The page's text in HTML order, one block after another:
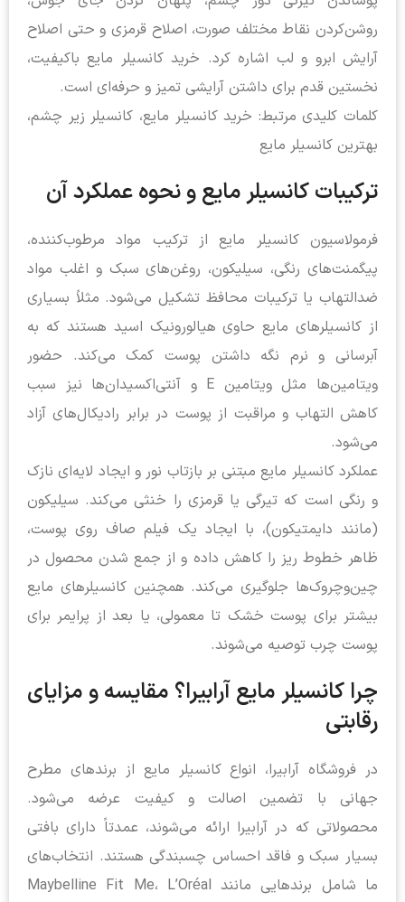
روشن‌کردن نقاط مختلف صورت، اصلاح قرمزی و حتی اصلاح
آرایش ابرو و لب اشاره کرد. خرید کانسیلر مایع باکیفیت،
نخستین قدم برای داشتن آرایشی تمیز و حرفه‌ای است.
کلمات کلیدی مرتبط: خرید کانسیلر مایع، کانسیلر زیر چشم،
بهترین کانسیلر مایع
ترکیبات کانسیلر مایع و نحوه عملکرد آن
فرمولاسیون کانسیلر مایع از ترکیب مواد مرطوب‌کننده،
پیگمنت‌های رنگی، سیلیکون، روغن‌های سبک و اغلب مواد
ضدالتهاب یا ترکیبات محافظ تشکیل می‌شود. مثلاً بسیاری
از کانسیلرهای مایع حاوی هیالورونیک اسید هستند که به
آبرسانی و نرم نگه داشتن پوست کمک می‌کند. حضور
ویتامین‌ها مثل ویتامین E و آنتی‌اکسیدان‌ها نیز سبب
کاهش التهاب و مراقبت از پوست در برابر رادیکال‌های آزاد
می‌شود.
عملکرد کانسیلر مایع مبتنی بر بازتاب نور و ایجاد لایه‌ای نازک
و رنگی است که تیرگی یا قرمزی را خنثی می‌کند. سیلیکون
(مانند دایمتیکون)، با ایجاد یک فیلم صاف روی پوست،
ظاهر خطوط ریز را کاهش داده و از جمع شدن محصول در
چین‌وچروک‌ها جلوگیری می‌کند. همچنین کانسیلرهای مایع
بیشتر برای پوست‌ خشک تا معمولی، یا بعد از پرایمر برای
پوست چرب توصیه می‌شوند.
چرا کانسیلر مایع آرابیرا؟ مقایسه و مزایای
رقابتی
در فروشگاه آرابیرا، انواع کانسیلر مایع از برندهای مطرح
جهانی با تضمین اصالت و کیفیت عرضه می‌شود.
محصولاتی که در آرابیرا ارائه می‌شوند، عمدتاً دارای بافتی
بسیار سبک و فاقد احساس چسبندگی هستند. انتخاب‌های
ما شامل برندهایی مانند Maybelline Fit Me، L’Oréal